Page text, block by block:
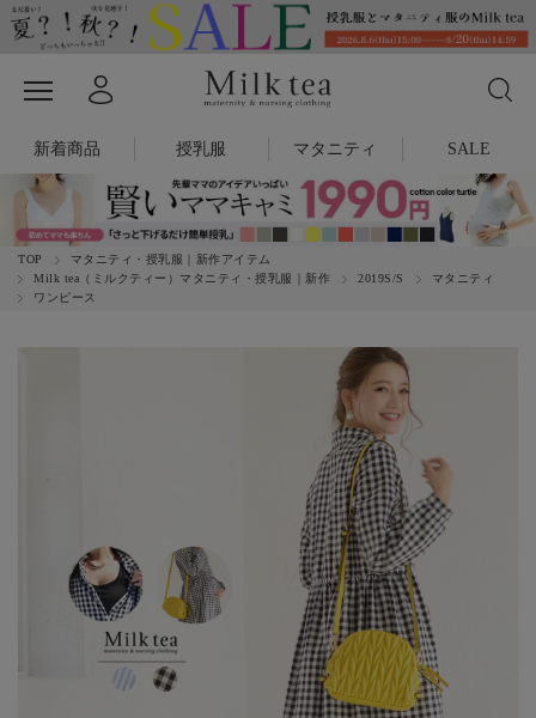
新着商品 授乳服 マタニティ SALE
TOP
マタニティ・授乳服｜新作アイテム
Milk tea（ミルクティー）マタニティ・授乳服｜新作
2019S/S
マタニティ
ワンピース